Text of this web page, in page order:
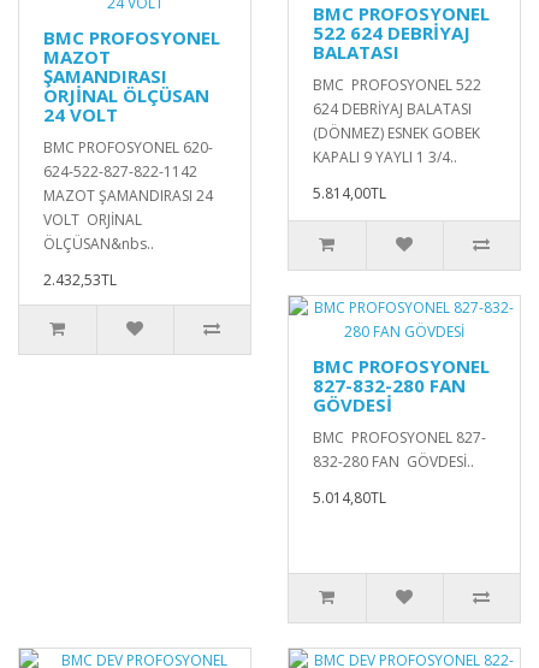
BMC PROFOSYONEL
MAZOT
ŞAMANDIRASI
ORJİNAL ÖLÇÜSAN
24 VOLT
BMC PROFOSYONEL 620-
624-522-827-822-1142
MAZOT ŞAMANDIRASI 24
VOLT ORJİNAL
ÖLÇÜSAN&nbs..
2.432,53TL
BMC PROFOSYONEL
522 624 DEBRİYAJ
BALATASI
BMC PROFOSYONEL 522
624 DEBRİYAJ BALATASI
(DÖNMEZ) ESNEK GOBEK
KAPALI 9 YAYLI 1 3/4..
5.814,00TL
BMC PROFOSYONEL
827-832-280 FAN
GÖVDESİ
BMC PROFOSYONEL 827-
832-280 FAN GÖVDESİ..
5.014,80TL